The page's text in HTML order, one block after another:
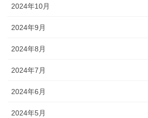
2024年10月
2024年9月
2024年8月
2024年7月
2024年6月
2024年5月